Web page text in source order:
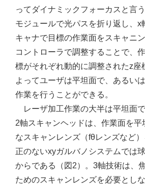
ってダイナミックフォーカスと言
モジュールで光パスを折り返し、x
キャナで目標の作業面をスキャニ
コントローラで調整することで、
標がそれぞれ動的に調整されたz座
よってユーザは平坦面で、あるい
作業を行うことができる。
レーザ加工作業の大半は平坦面
2軸スキャンヘッドは、作業面を平
なスキャンレンズ（fθレンズなど
正のないxyガルバノシステムでは
からである（図2）。3軸技術は、
ためのスキャンレンズを必要とし